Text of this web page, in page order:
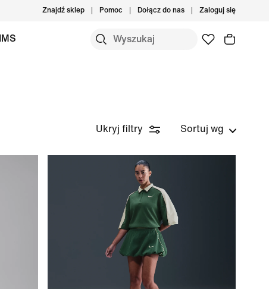
Znajdź sklep Pomoc Dołącz do nas Zaloguj się
Ukryj filtry Sortuj wg